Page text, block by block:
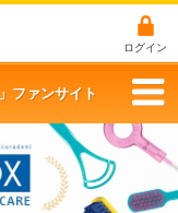
ログイン
ファンサイト